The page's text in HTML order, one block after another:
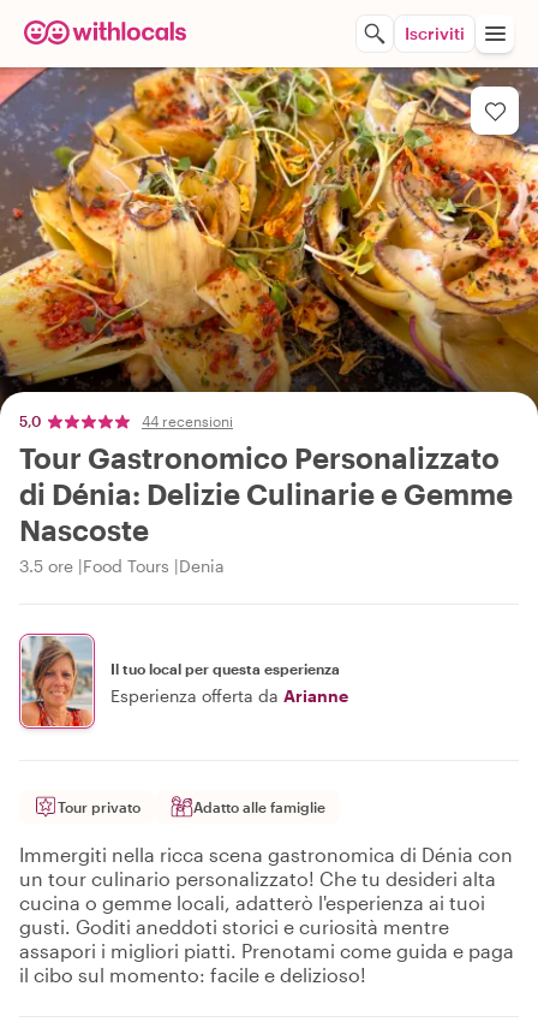
Iscriviti
5,0 44 recensioni
Tour Gastronomico Personalizzato
di Dénia: Delizie Culinarie e Gemme
Nascoste
3.5 ore Food Tours Denia
Il tuo local per questa esperienza
Esperienza offerta da Arianne
Tour privato Adatto alle famiglie
Immergiti nella ricca scena gastronomica di Dénia con
un tour culinario personalizzato! Che tu desideri alta
cucina o gemme locali, adatterò l'esperienza ai tuoi
gusti. Goditi aneddoti storici e curiosità mentre
assapori i migliori piatti. Prenotami come guida e paga
il cibo sul momento: facile e delizioso!